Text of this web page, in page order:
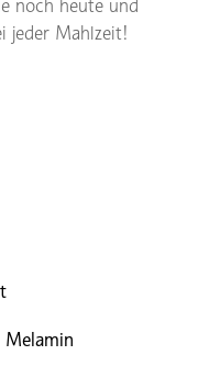
noch heute und
jeder Mahlzeit!